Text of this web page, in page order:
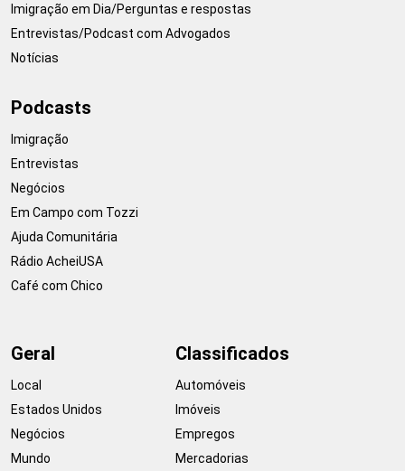
Imigração em Dia/Perguntas e respostas
Entrevistas/Podcast com Advogados
Notícias
Podcasts
Imigração
Entrevistas
Negócios
Em Campo com Tozzi
Ajuda Comunitária
Rádio AcheiUSA
Café com Chico
Geral
Local
Estados Unidos
Negócios
Mundo
Classificados
Automóveis
Imóveis
Empregos
Mercadorias